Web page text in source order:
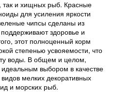
так и хищных рыб. Красные
для усиления яркости
чипсы сделаны из
здоровье и
этот полноценный корм
степенью усвояемости, что
воды. В общем и целом,
выбором в качестве
мелких декоративных
и морских рыб.